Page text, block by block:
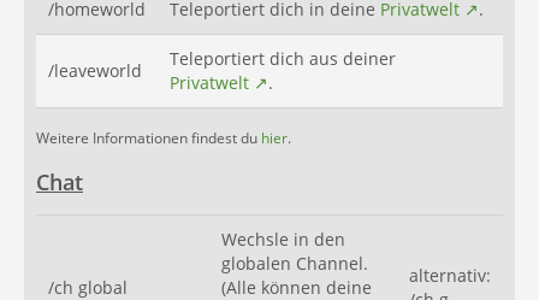
/homeworld Teleportiert dich in deine Privatwelt .
/leaveworld
Teleportiert dich aus deiner
Privatwelt
.
Weitere Informationen findest du hier.
Chat
/ch global
Wechsle in den
globalen Channel.
(Alle können deine
alternativ: